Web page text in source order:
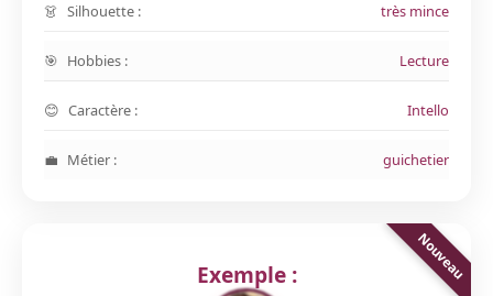
Silhouette : très mince
Hobbies : Lecture
Caractère : Intello
Métier : guichetier
Exemple :